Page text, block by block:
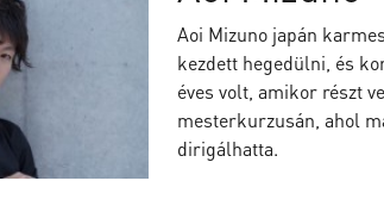
Aoi Mizuno japán
kezdett hegedülni, és
éves volt, amikor részt
mesterkurzusán, ahol
dirigálhatta.